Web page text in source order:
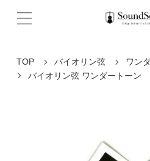
TOP バイオリン弦
ワン
バイオリン弦 ワンダートーン